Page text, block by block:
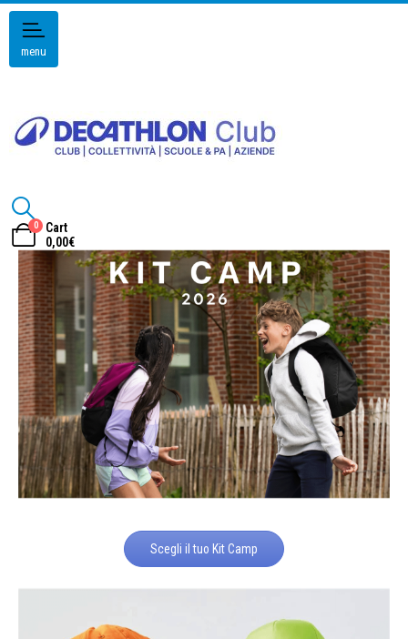
menu
0
Cart
0,00€
Scegli il tuo Kit Camp